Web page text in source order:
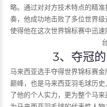
略。通过对对方技术特点的精
奏，他成功地击败了多位世界级
使得他在这次世界锦标赛中迅
3、夺冠
马来西亚选手夺得世界锦标赛
巅峰，也是马来西亚羽毛球历
了他的个人实力，更为整个马